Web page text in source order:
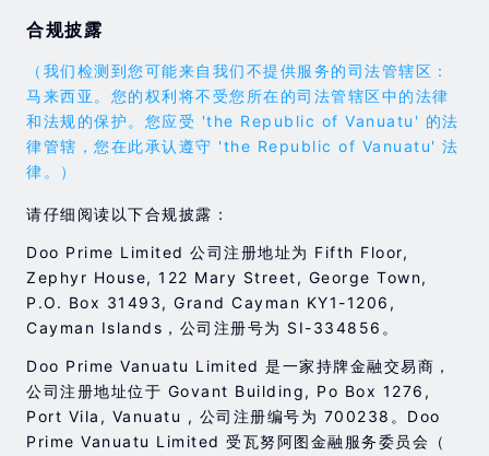
合规披露
（我们检测到您可能来自我们不提供服务的司法管辖区：
马来西亚。您的权利将不受您所在的司法管辖区中的法律
和法规的保护。您应受 'the Republic of Vanuatu' 的法
律管辖，您在此承认遵守 'the Republic of Vanuatu' 法
律。）
请仔细阅读以下合规披露：
Doo Prime Limited 公司注册地址为 Fifth Floor,
Zephyr House, 122 Mary Street, George Town,
P.O. Box 31493, Grand Cayman KY1-1206,
Cayman Islands，公司注册号为 SI-334856。
Doo Prime Vanuatu Limited 是一家持牌金融交易商，
公司注册地址位于 Govant Building, Po Box 1276,
Port Vila, Vanuatu , 公司注册编号为 700238。Doo
Prime Vanuatu Limited 受瓦努阿图金融服务委员会（